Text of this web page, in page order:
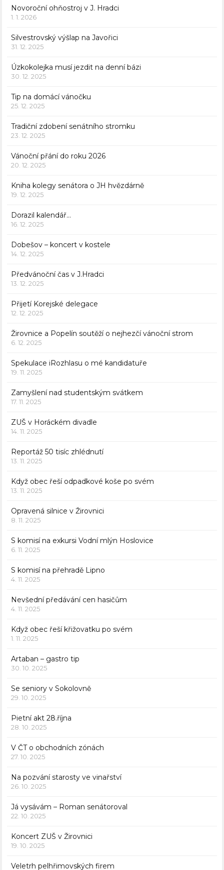
Novoroční ohňostroj v J. Hradci
1. 1. 2026
Silvestrovský výšlap na Javořici
31. 12. 2025
Úzkokolejka musí jezdit na denní bázi
30. 12. 2025
Tip na domácí vánočku
25. 12. 2025
Tradiční zdobení senátního stromku
23. 12. 2025
Vánoční přání do roku 2026
20. 12. 2025
Kniha kolegy senátora o JH hvězdárně
19. 12. 2025
Dorazil kalendář…
16. 12. 2025
Dobešov – koncert v kostele
14. 12. 2025
Předvánoční čas v J.Hradci
13. 12. 2025
Přijetí Korejské delegace
12. 12. 2025
Žirovnice a Popelín soutěží o nejhezčí vánoční strom
6. 12. 2025
Spekulace iRozhlasu o mé kandidatuře
19. 11. 2025
Zamyšlení nad studentským svátkem
17. 11. 2025
ZUŠ v Horáckém divadle
14. 11. 2025
Reportáž 50 tisíc zhlédnutí
13. 11. 2025
Když obec řeší odpadkové koše po svém
13. 11. 2025
Opravená silnice v Žirovnici
8. 11. 2025
S komisí na exkursi Vodní mlýn Hoslovice
6. 11. 2025
S komisí na přehradě Lipno
4. 11. 2025
Nevšední předávání cen hasičům
4. 11. 2025
Když obec řeší křižovatku po svém
1. 11. 2025
Artaban – gastro tip
30. 10. 2025
Se seniory v Sokolovně
29. 10. 2025
Pietní akt 28.října
28. 10. 2025
V ČT o obchodních zónách
27. 10. 2025
Na pozvání starosty ve vinařství
26. 10. 2025
Já vysávám – Roman senátoroval
22. 10. 2025
Koncert ZUŠ v Žirovnici
19. 10. 2025
Veletrh pelhřimovských firem